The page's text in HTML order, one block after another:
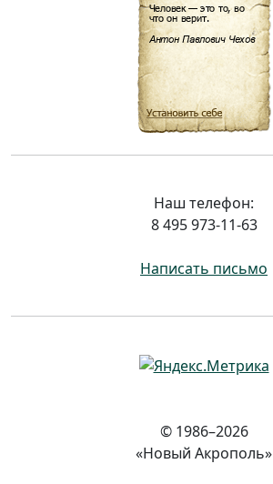
Наш телефон:
8 495 973-11-63
Написать письмо
© 1986–2026
«Новый Акрополь»